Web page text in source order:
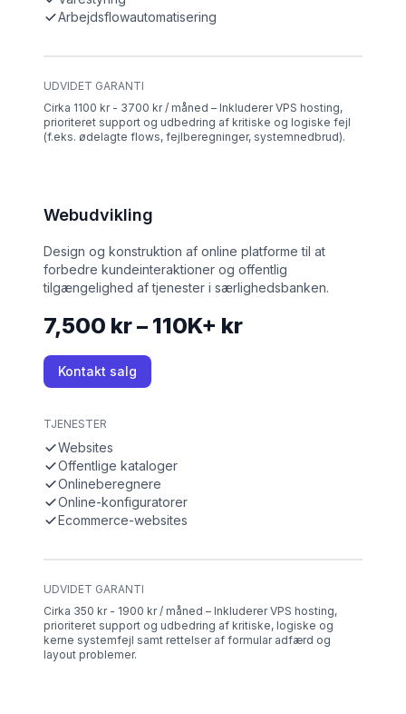
Arbejdsflowautomatisering
UDVIDET GARANTI
Cirka 1100 kr - 3700 kr / måned – Inkluderer VPS hosting,
prioriteret support og udbedring af kritiske og logiske fejl
(f.eks. ødelagte flows, fejlberegninger, systemnedbrud).
Webudvikling
Design og konstruktion af online platforme til at
forbedre kundeinteraktioner og offentlig
tilgængelighed af tjenester i særlighedsbanken.
7,500 kr – 110K+ kr
Kontakt salg
TJENESTER
Websites
Offentlige kataloger
Onlineberegnere
Online-konfiguratorer
Ecommerce-websites
UDVIDET GARANTI
Cirka 350 kr - 1900 kr / måned – Inkluderer VPS hosting,
prioriteret support og udbedring af kritiske, logiske og
kerne systemfejl samt rettelser af formular adfærd og
layout problemer.